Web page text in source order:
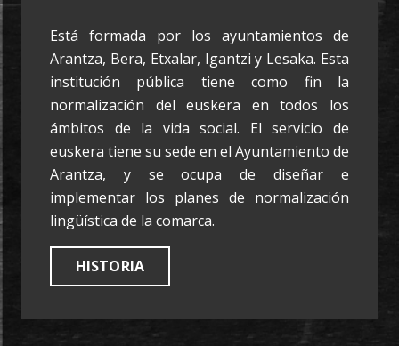
Está formada por los ayuntamientos de
Arantza, Bera, Etxalar, Igantzi y Lesaka. Esta
institución pública tiene como fin la
normalización del euskera en todos los
ámbitos de la vida social. El servicio de
euskera tiene su sede en el Ayuntamiento de
Arantza, y se ocupa de diseñar e
implementar los planes de normalización
lingüística de la comarca.
HISTORIA